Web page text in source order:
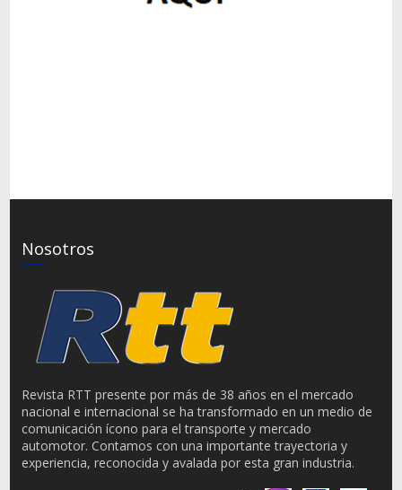
Nosotros
Revista RTT presente por más de 38 años en el mercado
nacional e internacional se ha transformado en un medio de
comunicación ícono para el transporte y mercado
automotor. Contamos con una importante trayectoria y
experiencia, reconocida y avalada por esta gran industria.